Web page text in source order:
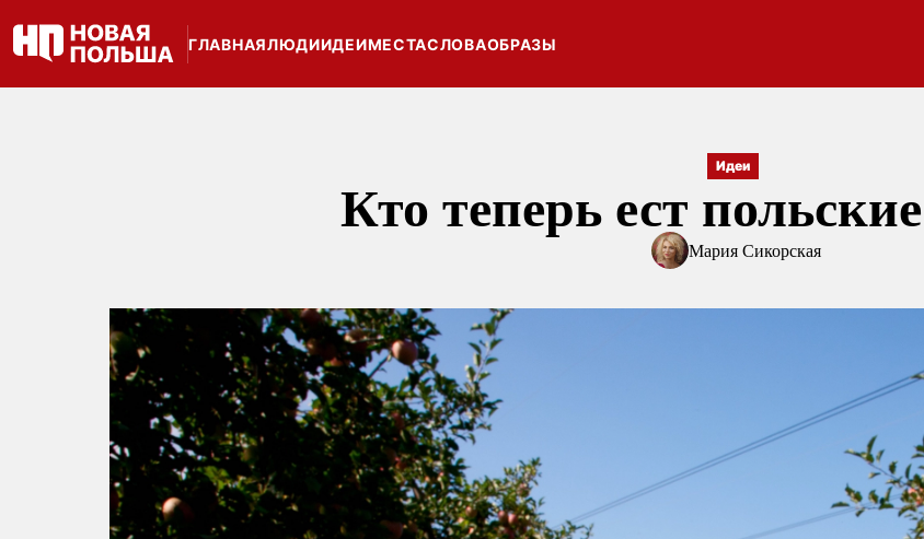
ГЛАВНАЯЛЮДИИДЕИМЕСТАСЛОВАОБРАЗЫ
Идеи
Кто теперь ест
Мария Сикорская